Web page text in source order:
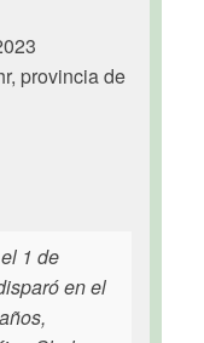
provincia de
1 de
en el